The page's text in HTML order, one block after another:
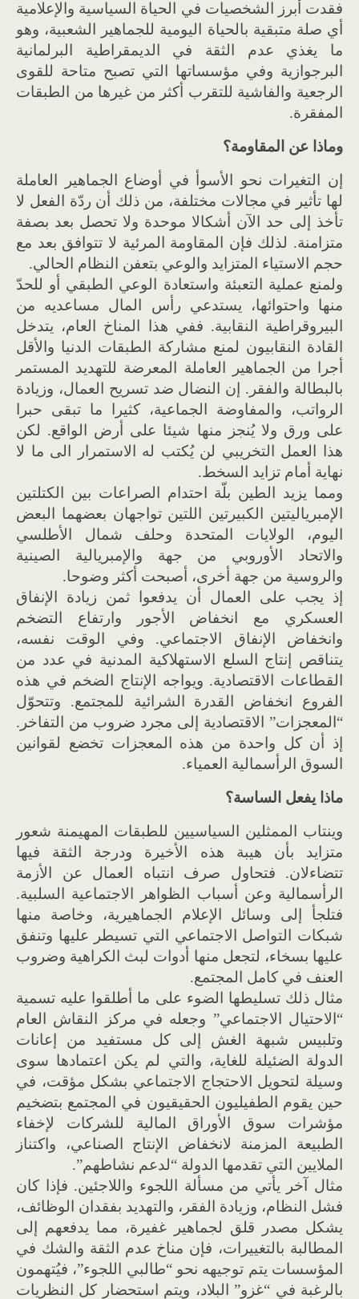
فقدت أبرز الشخصيات في الحياة السياسية والإعلامية
أي صلة متبقية بالحياة اليومية للجماهير الشعبية، وهو
ما يغذي عدم الثقة في الديمقراطية البرلمانية
البرجوازية وفي مؤسساتها التي تصبح متاحة للقوى
الرجعية والفاشية للتقرب أكثر من غيرها من الطبقات
المفقرة.
وماذا عن المقاومة؟
إن التغيرات نحو الأسوأ في أوضاع الجماهير العاملة
لها تأثير في مجالات مختلفة، من ذلك أن ردّة الفعل لا
تأخذ إلى حد الآن أشكالا موحدة ولا تحصل بعد بصفة
متزامنة. لذلك فإن المقاومة المرئية لا تتوافق بعد مع
حجم الاستياء المتزايد والوعي بتعفن النظام الحالي.
ولمنع عملية التعبئة واستعادة الوعي الطبقي أو للحدّ
منها واحتوائها، يستدعي رأس المال مساعديه من
البيروقراطية النقابية. ففي هذا المناخ العام، يتدخل
القادة النقابيون لمنع مشاركة الطبقات الدنيا والأقل
أجرا من الجماهير العاملة المعرضة للتهديد المستمر
بالبطالة والفقر. إن النضال ضد تسريح العمال، وزيادة
الرواتب، والمفاوضة الجماعية، كثيرا ما تبقى حبرا
على ورق ولا يُنجز منها شيئا على أرض الواقع. لكن
هذا العمل التخريبي لن يُكتب له الاستمرار الى ما لا
نهاية أمام تزايد السخط.
ومما يزيد الطين بلّة احتدام الصراعات بين الكتلتين
الإمبرياليتين الكبيرتين اللتين تواجهان بعضهما البعض
اليوم، الولايات المتحدة وحلف شمال الأطلسي
والاتحاد الأوروبي من جهة والإمبريالية الصينية
والروسية من جهة أخرى، أصبحت أكثر وضوحا.
إذ يجب على العمال أن يدفعوا ثمن زيادة الإنفاق
العسكري مع انخفاض الأجور وارتفاع التضخم
وانخفاض الإنفاق الاجتماعي. وفي الوقت نفسه،
يتناقص إنتاج السلع الاستهلاكية المدنية في عدد من
القطاعات الاقتصادية. ويواجه الإنتاج الضخم في هذه
الفروع انخفاض القدرة الشرائية للمجتمع. وتتحوّل
“المعجزات” الاقتصادية إلى مجرد ضروب من التفاخر.
إذ أن كل واحدة من هذه المعجزات تخضع لقوانين
السوق الرأسمالية العمياء.
ماذا يفعل الساسة؟
وينتاب الممثلين السياسيين للطبقات المهيمنة شعور
متزايد بأن هيبة هذه الأخيرة ودرجة الثقة فيها
تتضاءلان. فتحاول صرف انتباه العمال عن الأزمة
الرأسمالية وعن أسباب الظواهر الاجتماعية السلبية.
فتلجأ إلى وسائل الإعلام الجماهيرية، وخاصة منها
شبكات التواصل الاجتماعي التي تسيطر عليها وتنفق
عليها بسخاء، لتجعل منها أدوات لبث الكراهية وضروب
العنف في كامل المجتمع.
مثال ذلك تسليطها الضوء على ما أطلقوا عليه تسمية
“الاحتيال الاجتماعي” وجعله في مركز النقاش العام
وتلبيس شبهة الغش إلى كل مستفيد من إعانات
الدولة الضئيلة للغاية، والتي لم يكن اعتمادها سوى
وسيلة لتحويل الاحتجاج الاجتماعي بشكل مؤقت، في
حين يقوم الطفيليون الحقيقيون في المجتمع بتضخيم
مؤشرات سوق الأوراق المالية للشركات لإخفاء
الطبيعة المزمنة لانخفاض الإنتاج الصناعي، واكتناز
الملايين التي تقدمها الدولة “لدعم نشاطهم”.
مثال آخر يأتي من مسألة اللجوء واللاجئين. فإذا كان
فشل النظام، وزيادة الفقر، والتهديد بفقدان الوظائف،
يشكل مصدر قلق لجماهير غفيرة، مما يدفعهم إلى
المطالبة بالتغييرات، فإن مناخ عدم الثقة والشك في
المؤسسات يتم توجيهه نحو “طالبي اللجوء”، فيُتهمون
بالرغبة في “غزو” البلاد، ويتم استحضار كل النظريات